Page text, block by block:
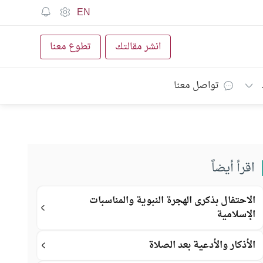
EN
انشر مقالتك تطوع معنا
تواصل معنا
اقرأ أيضاً
الاحتفال بذكرى الهجرة النبوية والمناسبات
الإسلامية
الأذكار والأدعية بعد الصلاة